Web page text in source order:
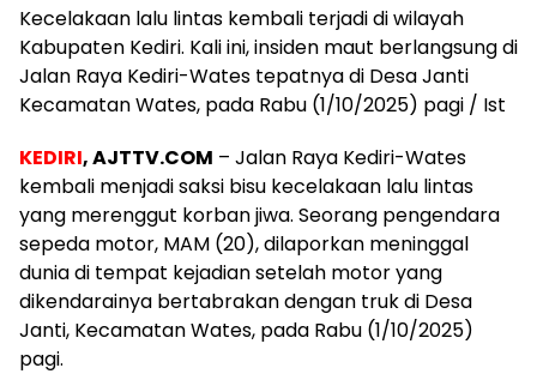
Kecelakaan lalu lintas kembali terjadi di wilayah
Kabupaten Kediri. Kali ini, insiden maut berlangsung di
Jalan Raya Kediri-Wates tepatnya di Desa Janti
Kecamatan Wates, pada Rabu (1/10/2025) pagi / Ist
KEDIRI, AJTTV.COM – Jalan Raya Kediri-Wates
kembali menjadi saksi bisu kecelakaan lalu lintas
yang merenggut korban jiwa. Seorang pengendara
sepeda motor, MAM (20), dilaporkan meninggal
dunia di tempat kejadian setelah motor yang
dikendarainya bertabrakan dengan truk di Desa
Janti, Kecamatan Wates, pada Rabu (1/10/2025)
pagi.